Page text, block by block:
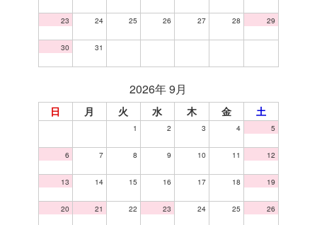
23 24 25 26 27 28 29
30 31
2026年 9月
日 月 火 水 木 金 土
1 2 3 4 5
6 7 8 9 10 11 12
13 14 15 16 17 18 19
20 21 22 23 24 25 26